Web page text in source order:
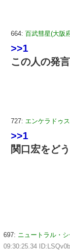
664: 百武彗星(大阪
>>1
この人の発
727: エンケラドゥ
>>1
関口宏をど
697: ニュートラル・
09:30:25.34